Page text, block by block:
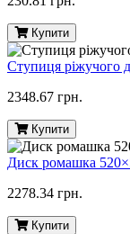
Купити
Ступиця ріжучого
2348.67 грн.
Купити
Диск ромашка
2278.34 грн.
Купити